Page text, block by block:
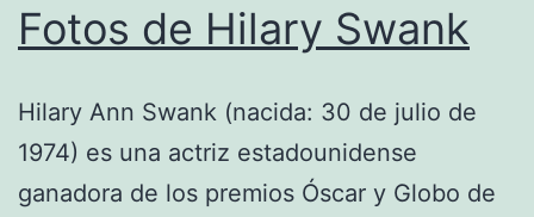
Fotos de Hilary Swank
Hilary Ann Swank (nacida: 30 de julio de
1974) es una actriz estadounidense
ganadora de los premios Óscar y Globo de